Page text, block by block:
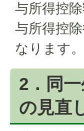
与所得控
与所得控
なります。
2．同
の見直